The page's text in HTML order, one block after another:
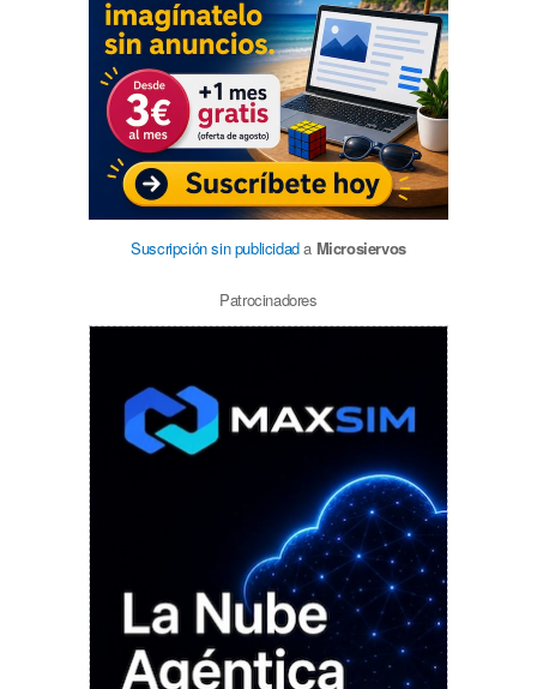
Suscripción sin publicidada Microsiervos
Patrocinadores